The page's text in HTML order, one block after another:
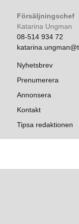
Försäljningschef
Katarina Ungman
08-514 934 72
Nyhetsbrev
Prenumerera
Annonsera
Kontakt
Tipsa redaktionen